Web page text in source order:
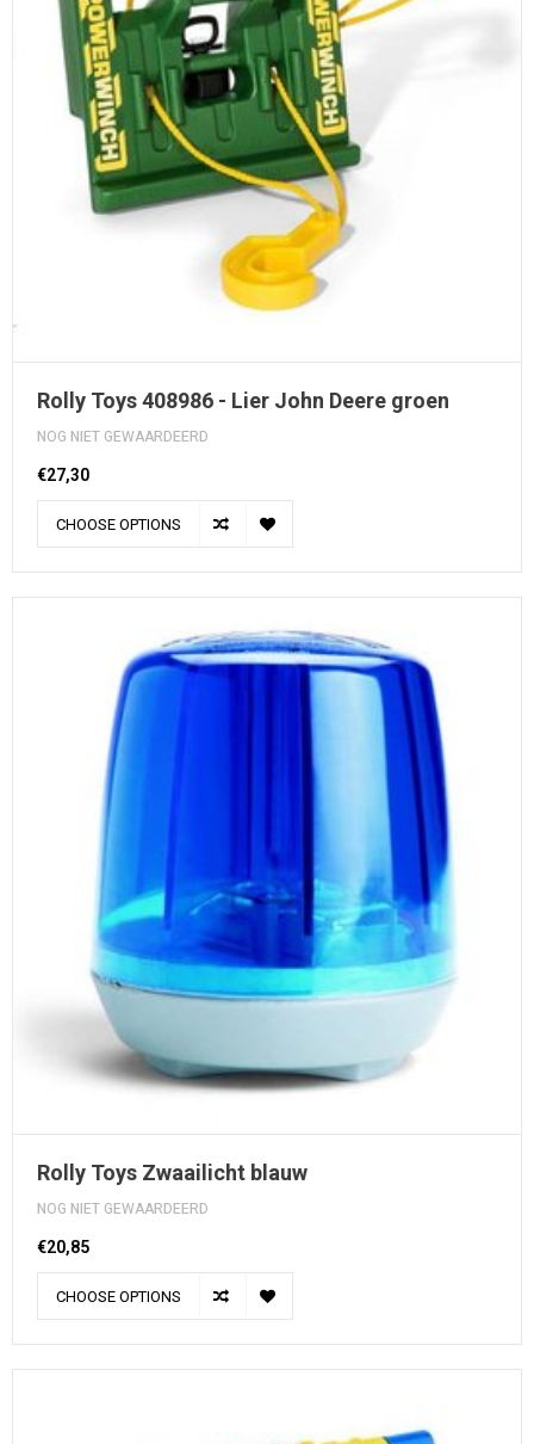
Rolly Toys 408986 - Lier John Deere groen
NOG NIET GEWAARDEERD
€27,30
CHOOSE OPTIONS
Rolly Toys Zwaailicht blauw
NOG NIET GEWAARDEERD
€20,85
CHOOSE OPTIONS